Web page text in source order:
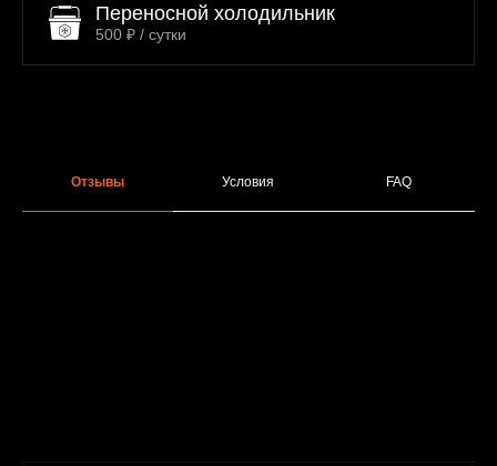
Переносной холодильник
500 ₽ / сутки
Отзывы Условия FAQ